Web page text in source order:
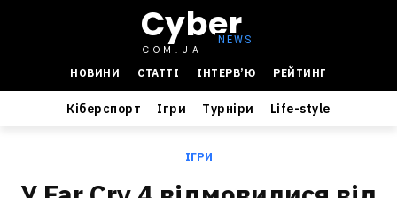
Cyber
COM.UA
НОВИНИ
СТАТТІ ІНТЕРВ’Ю РЕЙТИНГ
Кіберспорт Ігри Турніри Life-style
ІГРИ